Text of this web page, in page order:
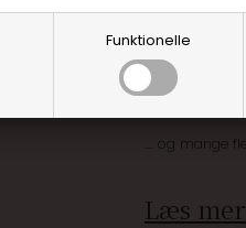
FunktionelleOptjen
Særlige,
Brug
.... og mange
Læs